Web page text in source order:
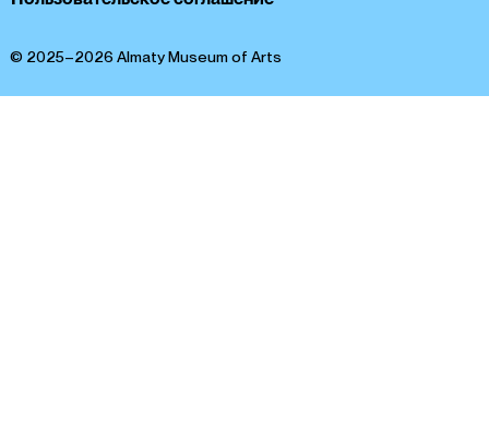
© 2025–2026 Almaty Museum of Arts